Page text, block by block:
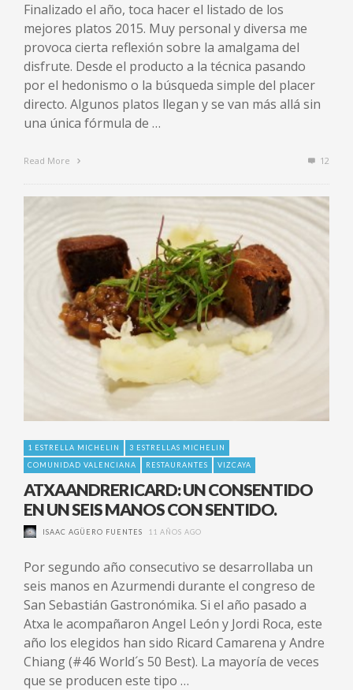
Finalizado el año, toca hacer el listado de los
mejores platos 2015. Muy personal y diversa me
provoca cierta reflexión sobre la amalgama del
disfrute. Desde el producto a la técnica pasando
por el hedonismo o la búsqueda simple del placer
directo. Algunos platos llegan y se van más allá sin
una única fórmula de …
Read More 12
1 ESTRELLA MICHELIN
3 ESTRELLAS MICHELIN
COMUNIDAD VALENCIANA
RESTAURANTES VIZCAYA
ATXAANDRERICARD: UN CONSENTIDO
EN UN SEIS MANOS CON SENTIDO.
ISAAC AGÜERO FUENTES 11 AÑOS AGO
Por segundo año consecutivo se desarrollaba un
seis manos en Azurmendi durante el congreso de
San Sebastián Gastronómika. Si el año pasado a
Atxa le acompañaron Angel León y Jordi Roca, este
año los elegidos han sido Ricard Camarena y Andre
Chiang (#46 World´s 50 Best). La mayoría de veces
que se producen este tipo …